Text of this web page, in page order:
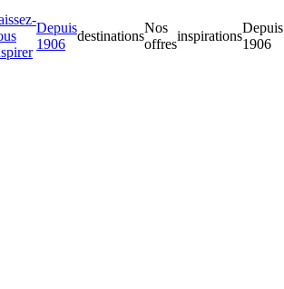
Depuis
1906
destinations
Nos
offres
inspirations
Depuis
1906